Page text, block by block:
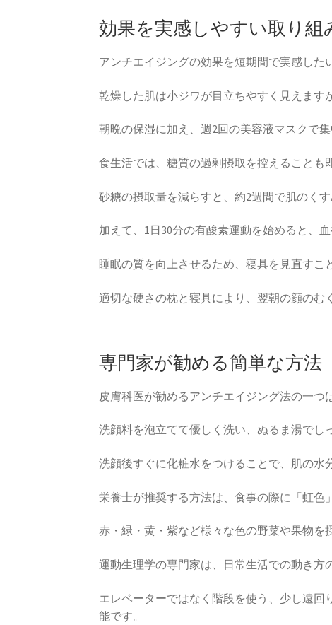
効果を実感しやすい取り組
アンチエイジングの効果を短期間で実感した
乾燥した肌は小ジワが目立ちやすく見えま
朝晩の保湿に加え、週2回の美容液マスクで
食生活では、糖質の過剰摂取を控えることも
砂糖の摂取量を減らすと、約2週間で肌のく
加えて、1日30分の有酸素運動を始めると、
睡眠の質を向上させるため、寝具を見直すこ
適切な硬さの枕と寝具により、翌朝の顔のむ
専門家が勧める簡単な方法
皮膚科医が勧めるアンチエイジング法の一つ
洗顔料を泡立てて優しく洗い、ぬるま湯でし
洗顔後すぐに化粧水をつけることで、肌の水
栄養士が推奨する方法は、食事の際に「虹色
赤・緑・黄・紫など様々な色の野菜や果物を
運動生理学の専門家は、日常生活での動き方
エレベーターではなく階段を使う、少し遠
能です。